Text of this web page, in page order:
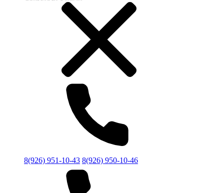
8(926) 951-10-43 8(926) 950-10-46